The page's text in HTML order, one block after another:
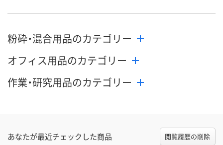
カゴへ カゴへ
粉砕・混合用品のカテゴリー
オフィス用品のカテゴリー
作業・研究用品のカテゴリー
あなたが最近チェックした商品 閲覧履歴の削除